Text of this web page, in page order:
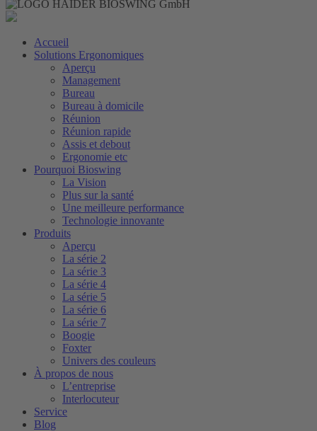
Accueil
Solutions Ergonomiques
Aperçu
Management
Bureau
Bureau à domicile
Réunion
Réunion rapide
Assis et debout
Ergonomie etc
Pourquoi Bioswing
La Vision
Plus sur la santé
Une meilleure performance
Technologie innovante
Produits
Aperçu
La série 2
La série 3
La série 4
La série 5
La série 6
La série 7
Boogie
Foxter
Univers des couleurs
À propos de nous
L’entreprise
Interlocuteur
Service
Blog